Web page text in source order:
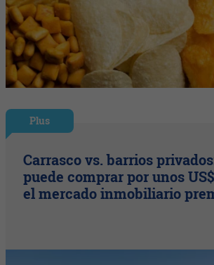
Plus
Carrasco vs. barrios
puede comprar por unos
el mercado inmobiliario